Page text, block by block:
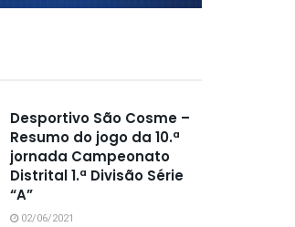
Desportivo São Cosme –
Resumo do jogo da 10.ª
jornada Campeonato
Distrital 1.ª Divisão Série
“A”
02/06/2021